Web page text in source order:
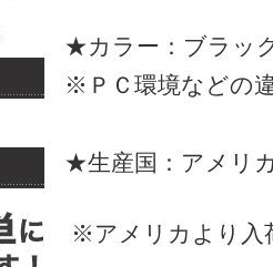
★カラー：ブラッ
※ＰＣ環境などの
★生産国：アメリ
※アメリカより入